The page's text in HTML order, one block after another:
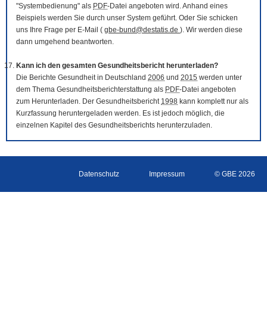
"Systembedienung" als PDF-Datei angeboten wird. Anhand eines
Beispiels werden Sie durch unser System geführt. Oder Sie schicken
uns Ihre Frage per E-Mail ( gbe-bund@destatis.de ). Wir werden diese
dann umgehend beantworten.
Kann ich den gesamten Gesundheitsbericht herunterladen?
Die Berichte Gesundheit in Deutschland 2006 und 2015 werden unter
dem Thema Gesundheitsberichterstattung als PDF-Datei angeboten
zum Herunterladen. Der Gesundheitsbericht 1998 kann komplett nur als
Kurzfassung heruntergeladen werden. Es ist jedoch möglich, die
einzelnen Kapitel des Gesundheitsberichts herunterzuladen.
Datenschutz Impressum © GBE 2026